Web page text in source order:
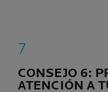
CONSEJO 6:
ATENCIÓN A